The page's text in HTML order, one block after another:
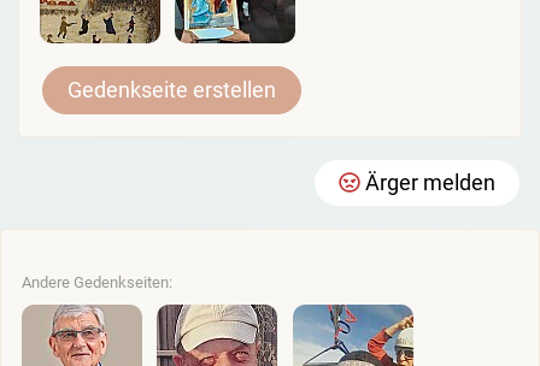
Gedenkseite erstellen
Ärger melden
Andere Gedenkseiten: